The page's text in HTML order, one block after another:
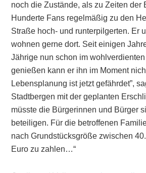
noch die Zustände, als zu Zeiten der
Hunderte Fans regelmäßig zu den
Straße hoch- und runterpilgerten. Er
wohnen gerne dort. Seit einigen
Jährige nun schon im
genießen kann er ihn im Moment
Lebensplanung ist jetzt gefährdet”,
Stadtbergen mit der geplanten
müsste die Bürgerinnen und Bürger
beteiligen. Für die betroffenen
nach Grundstücksgröße zwischen
Euro zu zahlen…“